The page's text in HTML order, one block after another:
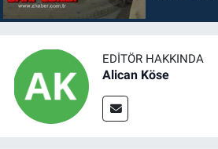
EDITÖR HAKKINDA
Alican Köse